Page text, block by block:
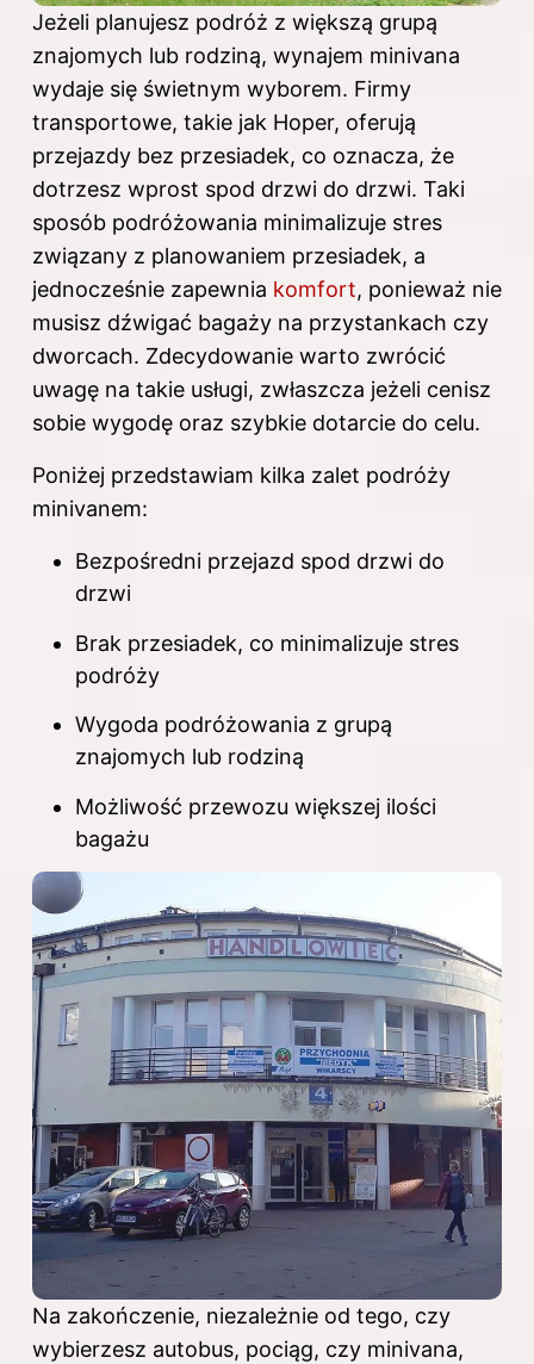
Jeżeli planujesz podróż z większą grupą
znajomych lub rodziną, wynajem minivana
wydaje się świetnym wyborem. Firmy
transportowe, takie jak Hoper, oferują
przejazdy bez przesiadek, co oznacza, że
dotrzesz wprost spod drzwi do drzwi. Taki
sposób podróżowania minimalizuje stres
związany z planowaniem przesiadek, a
jednocześnie zapewnia komfort, ponieważ nie
musisz dźwigać bagaży na przystankach czy
dworcach. Zdecydowanie warto zwrócić
uwagę na takie usługi, zwłaszcza jeżeli cenisz
sobie wygodę oraz szybkie dotarcie do celu.
Poniżej przedstawiam kilka zalet podróży
minivanem:
Bezpośredni przejazd spod drzwi do
drzwi
Brak przesiadek, co minimalizuje stres
podróży
Wygoda podróżowania z grupą
znajomych lub rodziną
Możliwość przewozu większej ilości
bagażu
Na zakończenie, niezależnie od tego, czy
wybierzesz autobus, pociąg, czy minivana,